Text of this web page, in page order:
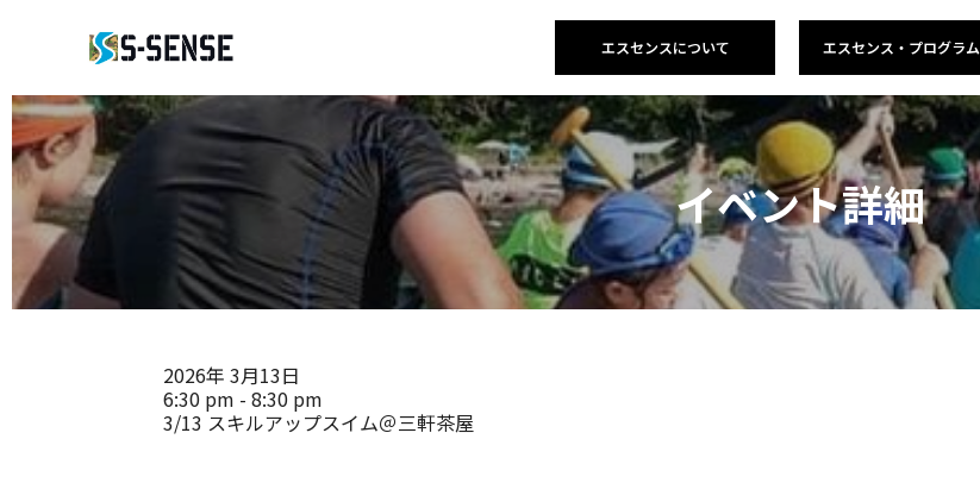
エスセンスについて エスセンス・プログラム
イベント詳細
2026年 3月13日
6:30 pm - 8:30 pm
3/13 スキルアップスイム＠三軒茶屋